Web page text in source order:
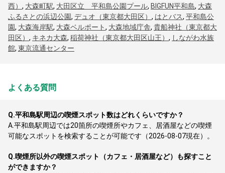
西） , 大森町駅, 大田区立 平和島公園プール, BIGFUN平和島, 大森
ふるさとの浜辺公園, デュオ（東京都大田区） , はとバス, 平和島公
園, 大森海岸駅, 大森ベルポート, 大森地域庁舎, 貴船神社（東京都大
田区） , キネカ大森, 稲荷神社（東京都大田区山王） , しながわ水族
館, 東京流通センター
よくある質問
Q.平和島駅周辺の喫煙スポット数はどれくらいですか？
A.平和島駅周辺では20箇所の喫煙所やカフェ、居酒屋などの喫煙
可能なスポットを検索することが可能です（2026-08-07現在）。
Q.喫煙所以外の喫煙スポット（カフェ・居酒屋など）も探すこと
ができますか？